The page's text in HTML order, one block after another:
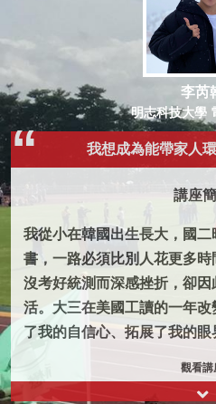
李芮
明志科技大學
我想成為能帶家人
講座
我從小在韓國出生長大，國
書，一路必須比別人花更多
沒考好統測而深感挫折，卻
活。大三在美國工讀的一年
了我的自信心、拓展了我的眼
觀看講